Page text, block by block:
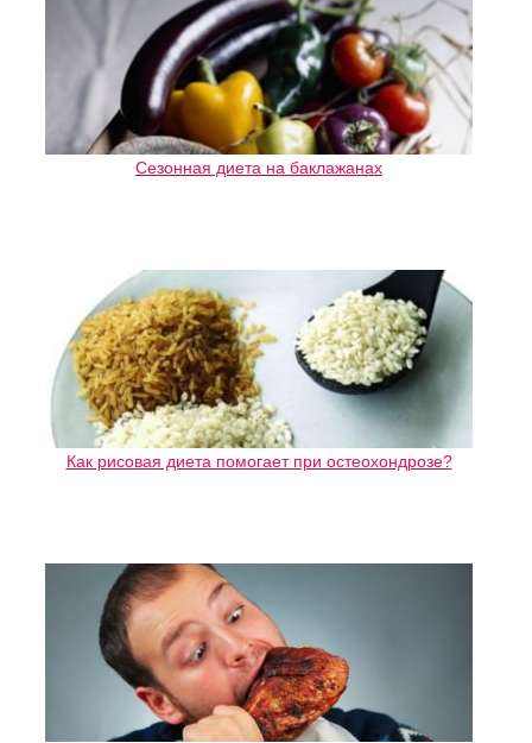
Сезонная диета на баклажанах
Как рисовая диета помогает при остеохондрозе?